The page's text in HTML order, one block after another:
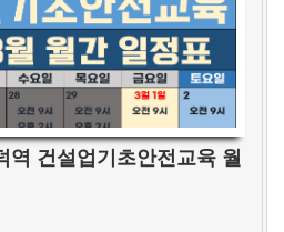
역 건설업기초안전교육 월